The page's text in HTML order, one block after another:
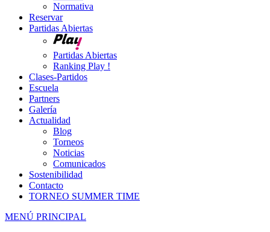
Normativa
Reservar
Partidas Abiertas
Partidas Abiertas
Ranking Play !
Clases-Partidos
Escuela
Partners
Galería
Actualidad
Blog
Torneos
Noticias
Comunicados
Sostenibilidad
Contacto
TORNEO SUMMER TIME
MENÚ PRINCIPAL